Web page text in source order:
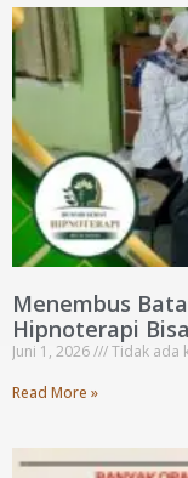
Menembus
Hipnoterapi
Juni 1, 2026
Tidak ada
Read More »